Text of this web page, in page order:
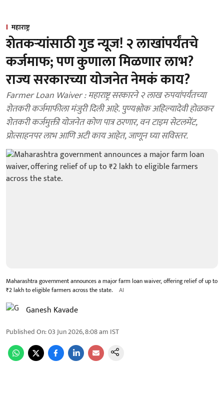
महाराष्ट्र
शेतकऱ्यांसाठी गुड न्यूज! २ लाखांपर्यंतचे
कर्जमाफ; पण कुणाला मिळणार लाभ?
राज्य सरकारच्या योजनेत नेमकं काय?
Farmer Loan Waiver : महाराष्ट्र सरकारने २ लाख रुपयांपर्यंतच्या
शेतकरी कर्जमाफीला मंजुरी दिली आहे. पुण्यश्लोक अहिल्यादेवी होळकर
शेतकरी कर्जमुक्ती योजनेत कोण पात्र ठरणार, वन टाइम सेटलमेंट,
प्रोत्साहनपर लाभ आणि अटी काय आहेत, जाणून घ्या सविस्तर.
Maharashtra government announces a major farm loan waiver, offering relief of up to
₹2 lakh to eligible farmers across the state.
AI
Ganesh Kavade
Published On:03 Jun 2026, 8:08 am IST